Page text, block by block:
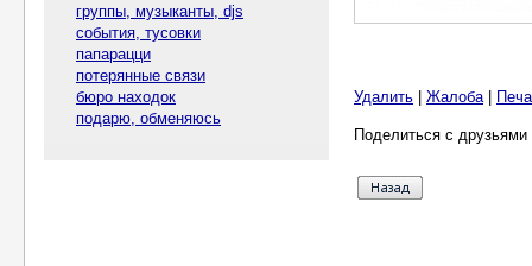
группы, музыканты, djs
события, тусовки
папарацци
потерянные связи
бюро находок
подарю, обменяюсь
Удалить Жалоба|
Поделиться с